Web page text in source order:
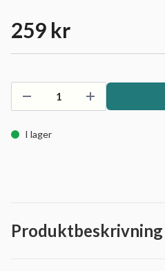
259 kr
I lager
Produktbeskrivning